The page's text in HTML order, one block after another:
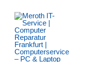
Inhalt
springen